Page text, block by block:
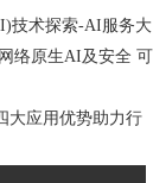
技术探索-AI服务大
络原生AI及安全 可
大应用优势助力行